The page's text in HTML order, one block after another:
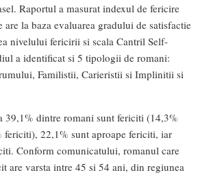
Raportul a masurat indexul de fericire
la baza evaluarea gradului de satisfactie
nivelului fericirii si scala Cantril Self-
a identificat si 5 tipologii de romani:
Familistii, Carieristii si Implinitii si
39,1% dintre romani sunt fericiti (14,3%
22,1% sunt aproape fericiti, iar
Conform comunicatului, romanul care
are varsta intre 45 si 54 ani, din regiunea